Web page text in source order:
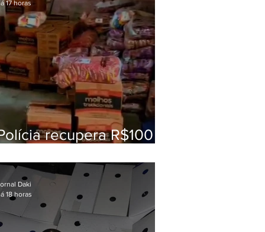
recupera R$100
Fluminense
17 horas
Daki
18 horas